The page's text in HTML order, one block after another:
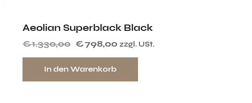
Aeolian Superblack Black
€1.330,00 €798,00 zzgl. USt.
In den Warenkorb